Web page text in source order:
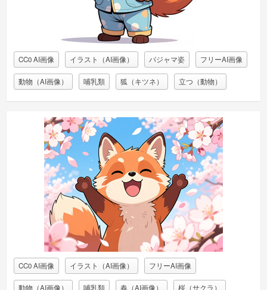
CC0 AI画像 イラスト（AI画像） パジャマ姿 フリーAI画像
動物（AI画像） 哺乳類 狐（キツネ） 立つ（動物）
CC0 AI画像 イラスト（AI画像） フリーAI画像
動物（AI画像） 哺乳類 春（AI画像） 桜（サクラ）